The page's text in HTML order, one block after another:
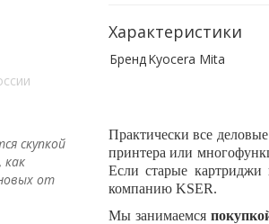
скупкой
как
от
Характеристики
БрендKyocera Mita
Практически все
принтера или
Если старые
компанию KSER.
Мы занимаемся